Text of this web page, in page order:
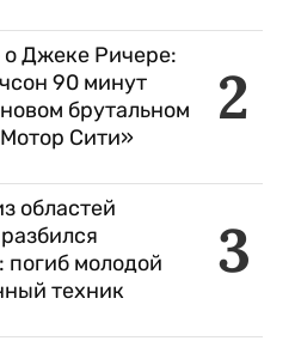
2
о Джеке Ричере:
90 минут
брутальном
Сити»
3
областей
погиб молодой
техник